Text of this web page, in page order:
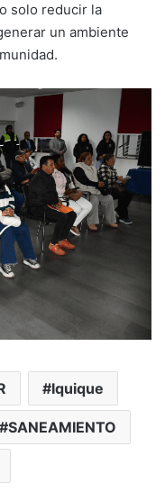
solo reducir la
un ambiente
Iquique
SANEAMIENTO